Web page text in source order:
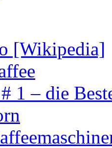
[Wikipedia]
1 – die